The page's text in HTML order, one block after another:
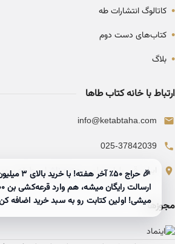
• کاتالوگ انتشارات طه
• کتاب‌های دست دوم
• بلاگ
ارتباط با خانه کتاب طاها
info@ketabtaha.com
025-37842039
ایران، قم، بلوار معلم، مجتمع ناشران، طبقه سوم،
مجوزها
🎉 حراج ۵۰٪ آخر
میشی! اولین کتابت رو به سبد خرید اضافه